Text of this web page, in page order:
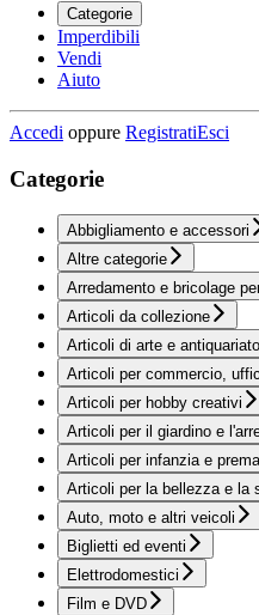
Categorie
Imperdibili
Vendi
Aiuto
Accedi oppure RegistratiEsci
Categorie
Abbigliamento e accessori
Altre categorie
Arredamento e bricolage
Articoli da collezione
Articoli di arte e antiquariato
Articoli per commercio,
Articoli per hobby creativi
Articoli per il giardino e
Articoli per infanzia e
Articoli per la bellezza e la
Auto, moto e altri veicoli
Biglietti ed eventi
Elettrodomestici
Film e DVD